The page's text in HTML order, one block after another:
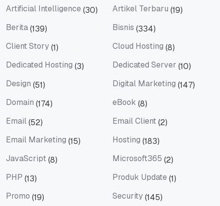
Artificial Intelligence (30) Artikel Terbaru (19)
Berita(139) Bisnis (334)
Client Story(1) Cloud Hosting (8)
Dedicated Hosting (3) Dedicated Server (10)
Design (51) Digital Marketing (147)
Domain (174) eBook (8)
Email(52) Email Client(2)
Email Marketing (15) Hosting (183)
JavaScript(8) Microsoft365 (2)
PHP (13) Produk Update (1)
Promo (19) Security(145)